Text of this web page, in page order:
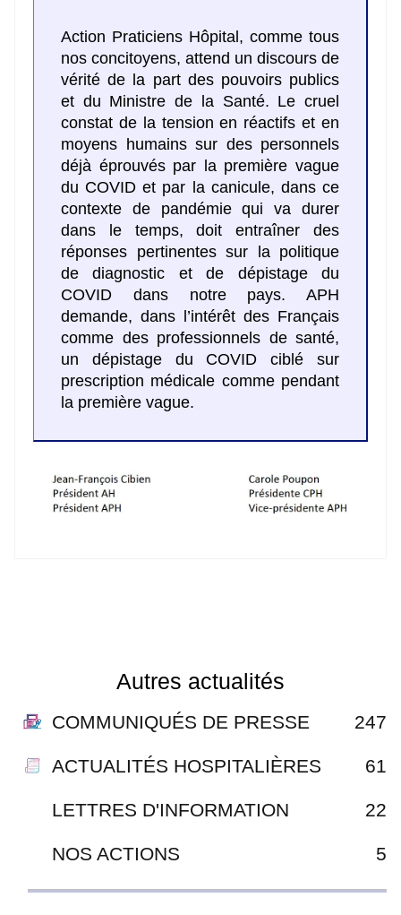
Action Praticiens Hôpital, comme tous
nos concitoyens, attend un discours de
vérité de la part des pouvoirs publics
et du Ministre de la Santé. Le cruel
constat de la tension en réactifs et en
moyens humains sur des personnels
déjà éprouvés par la première vague
du COVID et par la canicule, dans ce
contexte de pandémie qui va durer
dans le temps, doit entraîner des
réponses pertinentes sur la politique
de diagnostic et de dépistage du
COVID dans notre pays. APH
demande, dans l’intérêt des Français
comme des professionnels de santé,
un dépistage du COVID ciblé sur
prescription médicale comme pendant
la première vague.
Autres actualités
COMMUNIQUÉS DE PRESSE 247
ACTUALITÉS HOSPITALIÈRES 61
LETTRES D'INFORMATION 22
NOS ACTIONS 5